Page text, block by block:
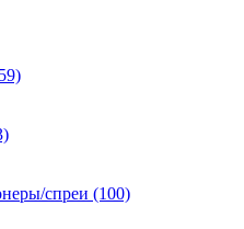
спреи (100)